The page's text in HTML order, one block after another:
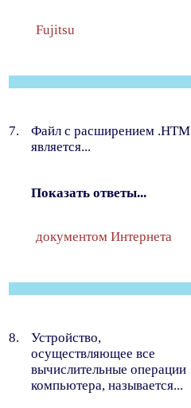
Fujitsu
7.
Файл с расширением .HTM
является...
Показать ответы...
документом Интернета
8.
Устройство,
осуществляющее все
вычислительные операции
компьютера, называется...